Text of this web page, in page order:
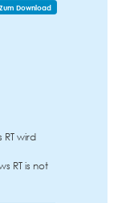
Zum Download
wird
RT is not